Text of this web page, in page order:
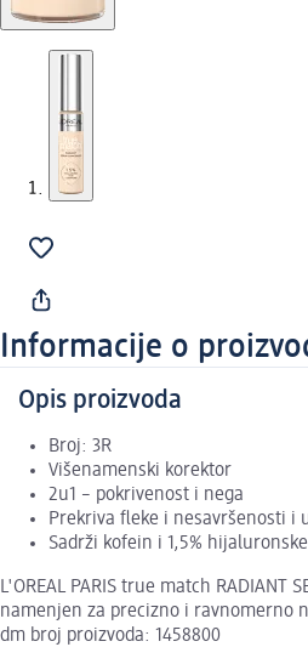
Informacije o
Opis proizvoda
Broj: 3R
Višenamenski korektor
2u1 – pokrivenost i nega
Prekriva fleke i nesavršenosti i
Sadrži kofein i 1,5%
L'OREAL PARIS true match
namenjen za precizno i ravnomerno
dm broj proizvoda: 1458800